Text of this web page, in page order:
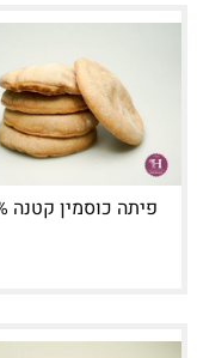
פיתה כוסמין קטנה 100%